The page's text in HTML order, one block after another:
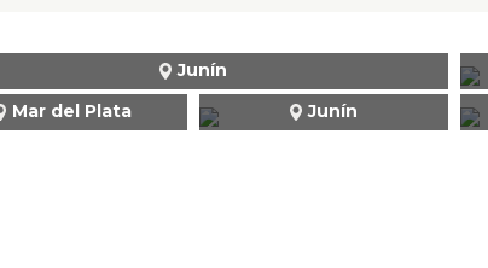
Junín
Mar del Plata Junín